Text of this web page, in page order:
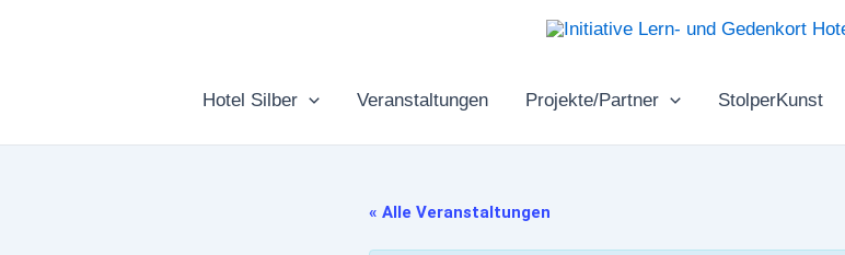
Hotel Silber
Veranstaltungen Projekte/Partner StolperKunst
« Alle Veranstaltungen